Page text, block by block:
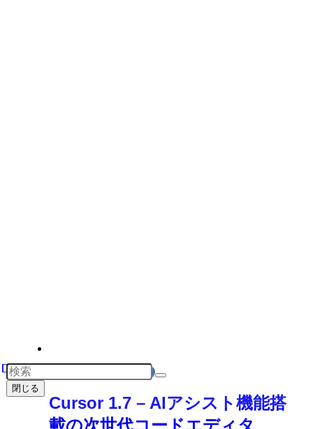
Cursor 1.7 – AIアシスト機能搭
閉じる